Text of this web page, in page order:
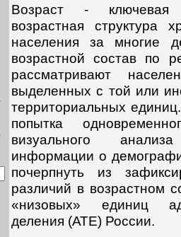
Возраст - ключевая
возрастная структура
населения за многие
возрастной состав по
рассматривают
выделенных с той или
территориальных
попытка
визуального
информации о
почерпнуть из
различий в возрастном
«низовых» единиц
деления (АТЕ) России.